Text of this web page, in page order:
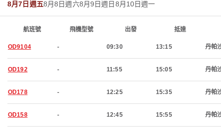
8月7日週五8月8日週六8月9日週日 8月10日週一
航班號 飛機型號 出發 抵達
OD9104 - 09:30 13:15 丹帕
OD192 - 11:55 15:05 丹帕
OD178 - 12:25 15:35 丹帕
OD158 - 12:45 15:55 丹帕